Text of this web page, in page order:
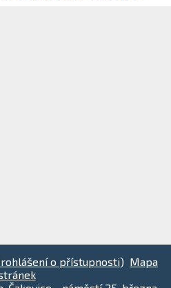
o přístupnosti) Mapa